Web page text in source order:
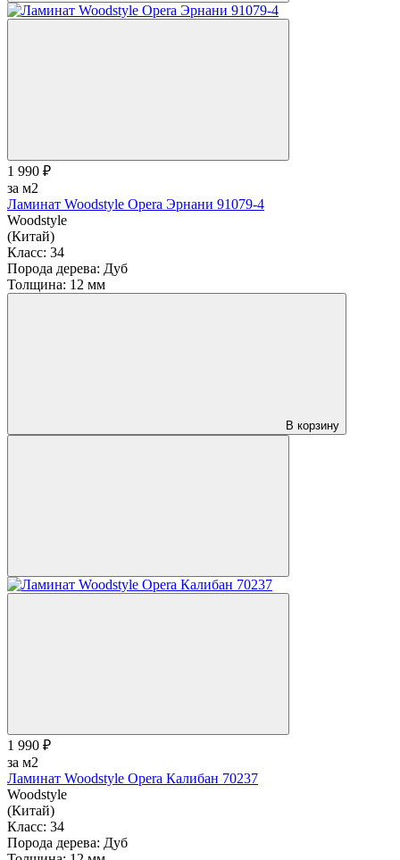
1 990 ₽
за м2
Ламинат Woodstyle Opera Эрнани 91079-4
Woodstyle
(Китай)
Класс: 34
Порода дерева: Дуб
Толщина: 12 мм
В корзину
1 990 ₽
за м2
Ламинат Woodstyle Opera Калибан 70237
Woodstyle
(Китай)
Класс: 34
Порода дерева: Дуб